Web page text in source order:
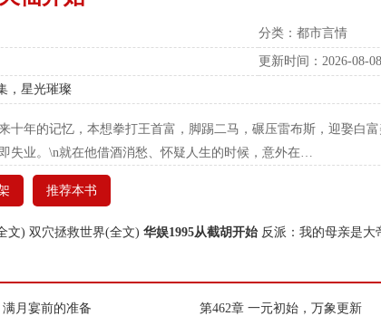
分类：都市言情
更新时间：2026-08-
，星光璀璨
十年的记忆，本想拳打王首富，脚踢二马，碾压雷布斯，迎娶
失业。\n就在他借酒消愁、怀疑人生的时候，意外在…
推荐本书
文) 双穴拯救世界(全文) 华娱1995从截胡开始 反派：我的母亲是大
满月宴前的准备 第462章 一元初始，万象更新